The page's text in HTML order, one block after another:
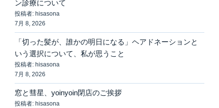
ン診療について
投稿者: hisasona
7月 8, 2026
「切った髪が、誰かの明日になる」ヘアドネーションと
いう選択について、私が思うこと
投稿者: hisasona
7月 8, 2026
窓と彗星、yoinyoin閉店のご挨拶
投稿者: hisasona